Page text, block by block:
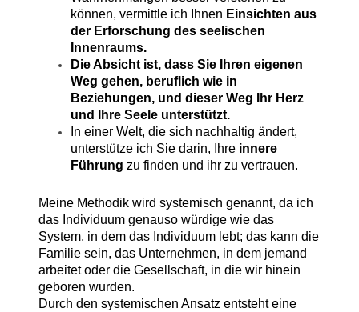
können, vermittle ich Ihnen Einsichten aus
der Erforschung des seelischen
Innenraums.
Die Absicht ist, dass Sie Ihren eigenen
Weg gehen, beruflich wie in
Beziehungen, und dieser Weg Ihr Herz
und Ihre Seele unterstützt.
In einer Welt, die sich nachhaltig ändert,
unterstütze ich Sie darin, Ihre innere
Führung zu finden und ihr zu vertrauen.
Meine Methodik wird systemisch genannt, da ich
das Individuum genauso würdige wie das
System, in dem das Individuum lebt; das kann die
Familie sein, das Unternehmen, in dem jemand
arbeitet oder die Gesellschaft, in die wir hinein
geboren wurden.
Durch den systemischen Ansatz entsteht eine